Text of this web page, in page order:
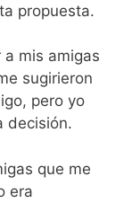
propuesta.
mis amigas
sugirieron
pero yo
decisión.
que me
era